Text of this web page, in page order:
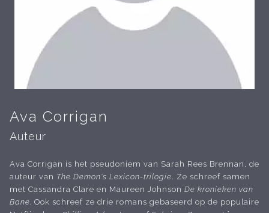
Ava Corrigan
Auteur
Ava Corrigan is het pseudoniem van Sarah Rees Brennan, de
auteur van The Demon's Lexicon-trilogie . Ze schreef samen
met Cassandra Clare en Maureen Johnson De kronieken van
Bane. Ook schreef ze drie romans gebaseerd op de populaire